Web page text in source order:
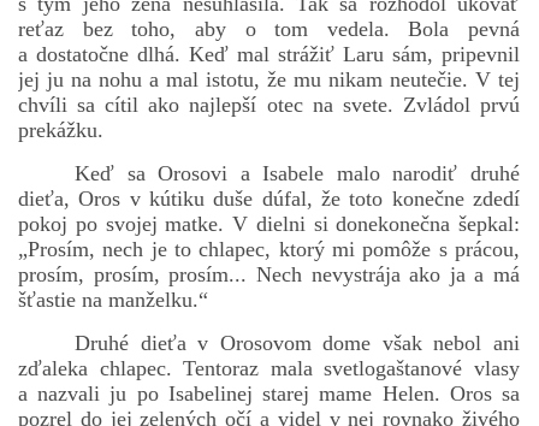
reťaz bez toho, aby o tom vedela. Bola pevná
a dostatočne dlhá. Keď mal strážiť Laru sám, pripevnil
jej ju na nohu a mal istotu, že mu nikam neutečie. V tej
chvíli sa cítil ako najlepší otec na svete. Zvládol prvú
prekážku.
Keď sa Orosovi a Isabele malo narodiť druhé
dieťa, Oros v kútiku duše dúfal, že toto konečne zdedí
pokoj po svojej matke. V dielni si donekonečna šepkal:
„Prosím, nech je to chlapec, ktorý mi pomôže s prácou,
prosím, prosím, prosím... Nech nevystrája ako ja a má
šťastie na manželku.“
Druhé dieťa v Orosovom dome však nebol ani
zďaleka chlapec. Tentoraz mala svetlogaštanové vlasy
a nazvali ju po Isabelinej starej mame Helen. Oros sa
pozrel do jej zelených očí a videl v nej rovnako živého